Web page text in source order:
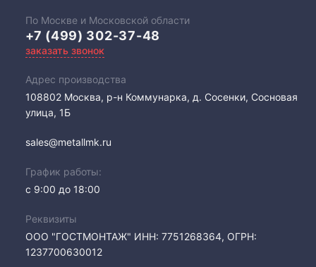
По Москве и Московской области
+7 (499) 302-37-48
заказать звонок
Адрес производства
108802​ Москва, р-н Коммунарка, д. Сосенки, Сосновая
улица, 1Б
sales@metallmk.ru
График работы:
с 9:00 до 18:00
Реквизиты
ООО "ГОСТМОНТАЖ" ИНН: 7751268364, ОГРН:
1237700630012